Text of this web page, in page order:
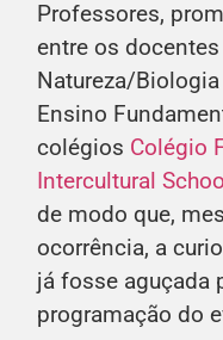
Professores,
entre os
Natureza/
Ensino
colégios Colégio
Intercultural School
de modo que,
ocorrência, a
já fosse aguçada
programação do